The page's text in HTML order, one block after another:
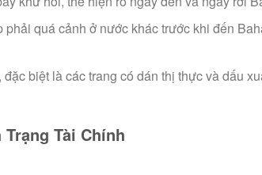
phải quá cảnh ở nước khác trước khi đến
biệt là các trang có dán thị thực và dấu
Tài Chính